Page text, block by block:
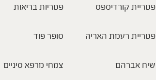
פטריית קורדיספס
פטריית רעמת האריה
שיח אברהם
פטריות בריאות
סופר פוד
צמחי מרפא סיניים